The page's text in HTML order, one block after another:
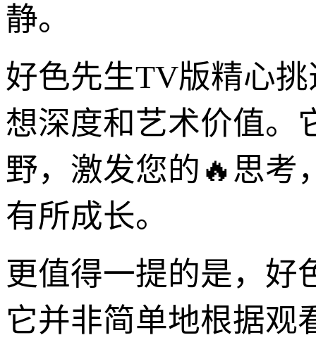
静。
好色先生TV版精心
想深度和艺术价值。
野，激发您的🔥思考
有所成长。
更值得一提的是，好
它并非简单地根据观